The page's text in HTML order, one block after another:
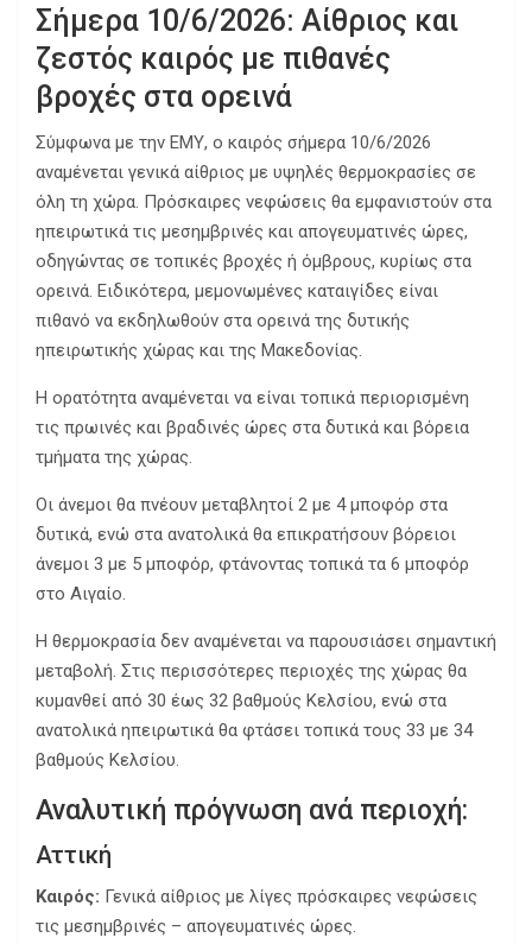
Σήμερα 10/6/2026: Αίθριος και
ζεστός καιρός με πιθανές
βροχές στα ορεινά
Σύμφωνα με την ΕΜΥ, ο καιρός σήμερα 10/6/2026
αναμένεται γενικά αίθριος με υψηλές θερμοκρασίες σε
όλη τη χώρα. Πρόσκαιρες νεφώσεις θα εμφανιστούν στα
ηπειρωτικά τις μεσημβρινές και απογευματινές ώρες,
οδηγώντας σε τοπικές βροχές ή όμβρους, κυρίως στα
ορεινά. Ειδικότερα, μεμονωμένες καταιγίδες είναι
πιθανό να εκδηλωθούν στα ορεινά της δυτικής
ηπειρωτικής χώρας και της Μακεδονίας.
Η ορατότητα αναμένεται να είναι τοπικά περιορισμένη
τις πρωινές και βραδινές ώρες στα δυτικά και βόρεια
τμήματα της χώρας.
Οι άνεμοι θα πνέουν μεταβλητοί 2 με 4 μποφόρ στα
δυτικά, ενώ στα ανατολικά θα επικρατήσουν βόρειοι
άνεμοι 3 με 5 μποφόρ, φτάνοντας τοπικά τα 6 μποφόρ
στο Αιγαίο.
Η θερμοκρασία δεν αναμένεται να παρουσιάσει σημαντική
μεταβολή. Στις περισσότερες περιοχές της χώρας θα
κυμανθεί από 30 έως 32 βαθμούς Κελσίου, ενώ στα
ανατολικά ηπειρωτικά θα φτάσει τοπικά τους 33 με 34
βαθμούς Κελσίου.
Αναλυτική πρόγνωση ανά περιοχή:
Αττική
Καιρός: Γενικά αίθριος με λίγες πρόσκαιρες νεφώσεις
τις μεσημβρινές – απογευματινές ώρες.